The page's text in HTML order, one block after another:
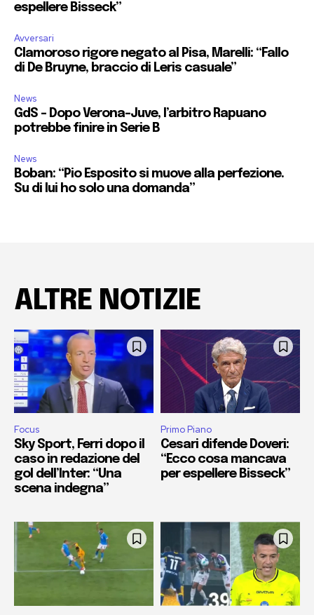
espellere Bisseck”
Avversari
Clamoroso rigore negato al Pisa, Marelli: “Fallo
di De Bruyne, braccio di Leris casuale”
News
GdS – Dopo Verona-Juve, l’arbitro Rapuano
potrebbe finire in Serie B
News
Boban: “Pio Esposito si muove alla perfezione.
Su di lui ho solo una domanda”
ALTRE NOTIZIE
Focus
Sky Sport, Ferri dopo il
caso in redazione del
gol dell’Inter: “Una
scena indegna”
Primo Piano
Cesari difende Doveri:
“Ecco cosa mancava
per espellere Bisseck”